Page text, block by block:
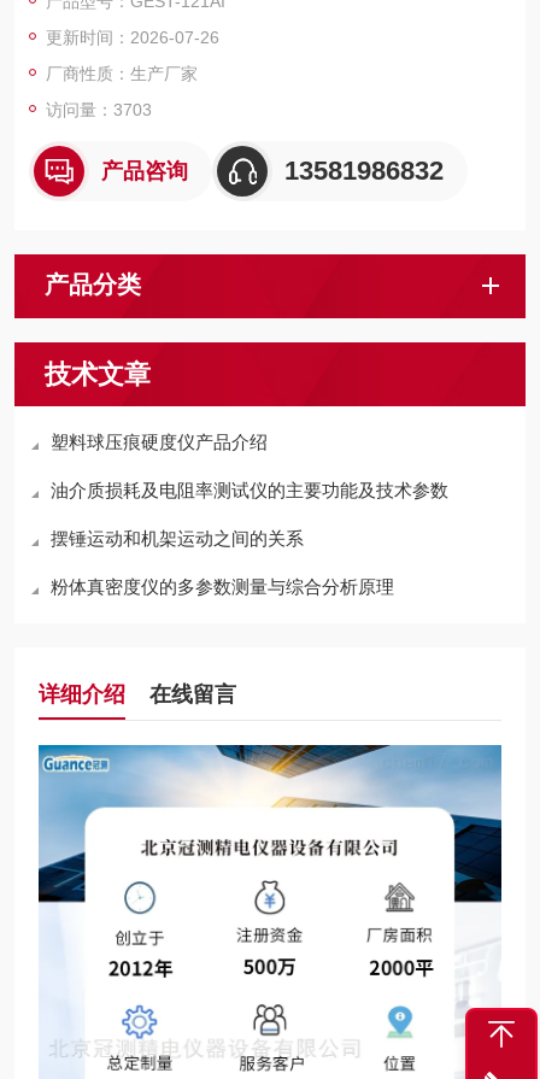
更新时间：2026-07-26
厂商性质：生产厂家
访问量：3703
产品咨询 13581986832
产品分类
技术文章
塑料球压痕硬度仪产品介绍
油介质损耗及电阻率测试仪的主要功能及技术参数
摆锤运动和机架运动之间的关系
粉体真密度仪的多参数测量与综合分析原理
详细介绍 在线留言